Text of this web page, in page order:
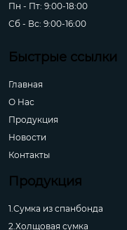
Пн - Пт: 9:00-18:00
Сб - Вс: 9:00-16:00
Быстрые ссылки
Главная
О Hас
Продукция
Новости
Контакты
Продукция
1.Сумка из спанбонда
2.Холщовая сумка